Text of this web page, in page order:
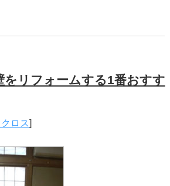
をリフォームする1番おすす
ロス]